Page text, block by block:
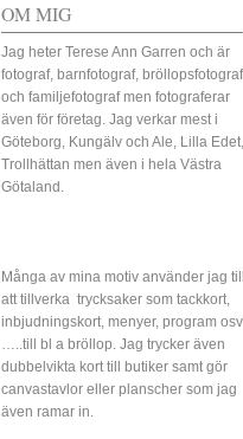
OM MIG
Jag heter Terese Ann Garren och är
fotograf, barnfotograf, bröllopsfotograf
och familjefotograf men fotograferar
även för företag. Jag verkar mest i
Göteborg, Kungälv och Ale, Lilla Edet,
Trollhättan men även i hela Västra
Götaland.
Många av mina motiv använder jag till
att tillverka trycksaker som tackkort,
inbjudningskort, menyer, program osv
…..till bl a bröllop. Jag trycker även
dubbelvikta kort till butiker samt gör
canvastavlor eller planscher som jag
även ramar in.